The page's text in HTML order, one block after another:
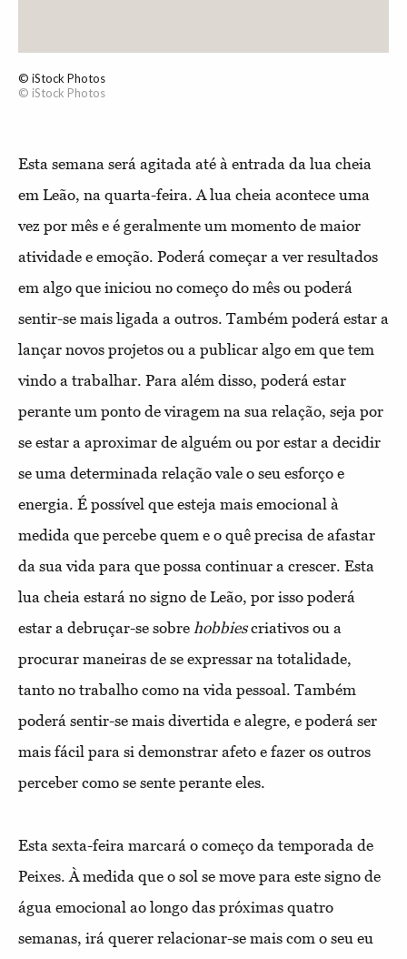
© iStock Photos
© iStock Photos
Esta semana será agitada até à entrada da lua cheia
em Leão, na quarta-feira. A lua cheia acontece uma
vez por mês e é geralmente um momento de maior
atividade e emoção. Poderá começar a ver resultados
em algo que iniciou no começo do mês ou poderá
sentir-se mais ligada a outros. Também poderá estar a
lançar novos projetos ou a publicar algo em que tem
vindo a trabalhar. Para além disso, poderá estar
perante um ponto de viragem na sua relação, seja por
se estar a aproximar de alguém ou por estar a decidir
se uma determinada relação vale o seu esforço e
energia. É possível que esteja mais emocional à
medida que percebe quem e o quê precisa de afastar
da sua vida para que possa continuar a crescer. Esta
lua cheia estará no signo de Leão, por isso poderá
estar a debruçar-se sobre hobbiescriativos ou a
procurar maneiras de se expressar na totalidade,
tanto no trabalho como na vida pessoal. Também
poderá sentir-se mais divertida e alegre, e poderá ser
mais fácil para si demonstrar afeto e fazer os outros
perceber como se sente perante eles.
Esta sexta-feira marcará o começo da temporada de
Peixes. À medida que o sol se move para este signo de
água emocional ao longo das próximas quatro
semanas, irá querer relacionar-se mais com o seu eu